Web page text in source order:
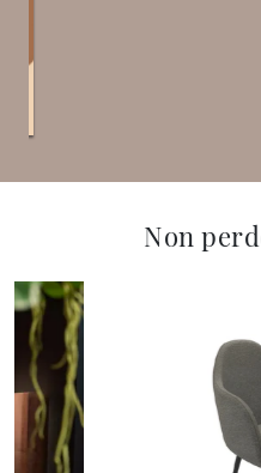
Non